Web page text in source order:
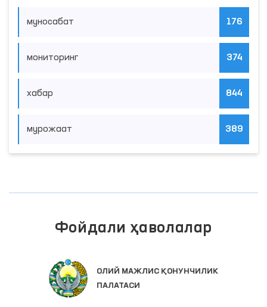
муносабат 176
мониторинг 374
хабар 844
мурожаат 389
Фойдали ҳаволалар
ОЛИЙ МАЖЛИС ҚОНУНЧИЛИК
ПАЛАТАСИ